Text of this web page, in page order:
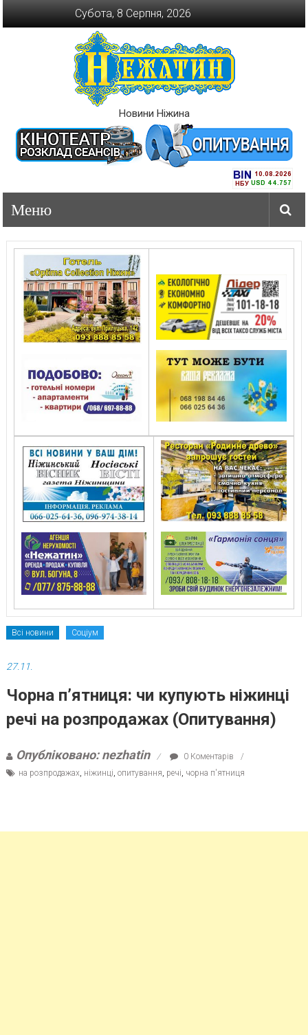
Субота, 8 Серпня, 2026
Новини Ніжина
Всі новини Соціум
27.11.
Чорна п’ятниця: чи купують ніжинці
речі на розпродажах (Опитування)
Опубліковано: nezhatin
0 Коментарів
на розпродажах, ніжинці, опитування, речі, чорна п'ятниця